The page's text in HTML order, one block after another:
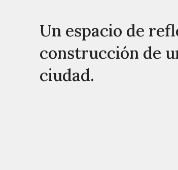
Un espacio de
construcción de
ciudad.